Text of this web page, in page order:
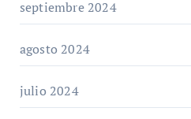
septiembre 2024
agosto 2024
julio 2024